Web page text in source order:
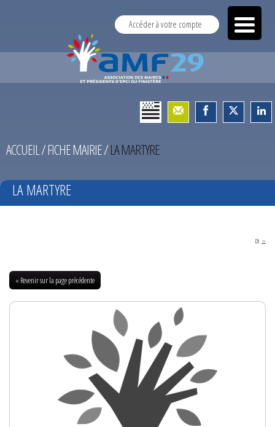
Accéder à votre compte
ACCUEIL/FICHE MAIRIE/LA MARTYRE
LA MARTYRE
PDF
« Revenir sur la page précédente